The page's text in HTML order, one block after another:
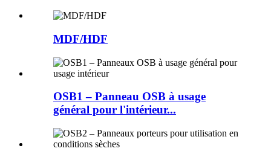
MDF/HDF
OSB1 – Panneau OSB à usage
général pour l'intérieur...